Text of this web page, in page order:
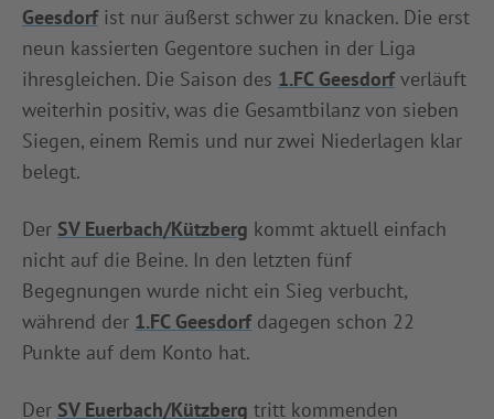
Geesdorfist nur äußerst schwer zu knacken. Die erst
neun kassierten Gegentore suchen in der Liga
ihresgleichen. Die Saison des 1.FC Geesdorfverläuft
weiterhin positiv, was die Gesamtbilanz von sieben
Siegen, einem Remis und nur zwei Niederlagen klar
belegt.
Der SV Euerbach/Kützberg kommt aktuell einfach
nicht auf die Beine. In den letzten fünf
Begegnungen wurde nicht ein Sieg verbucht,
während der 1.FC Geesdorfdagegen schon 22
Punkte auf dem Konto hat.
Der SV Euerbach/Kützberg tritt kommenden